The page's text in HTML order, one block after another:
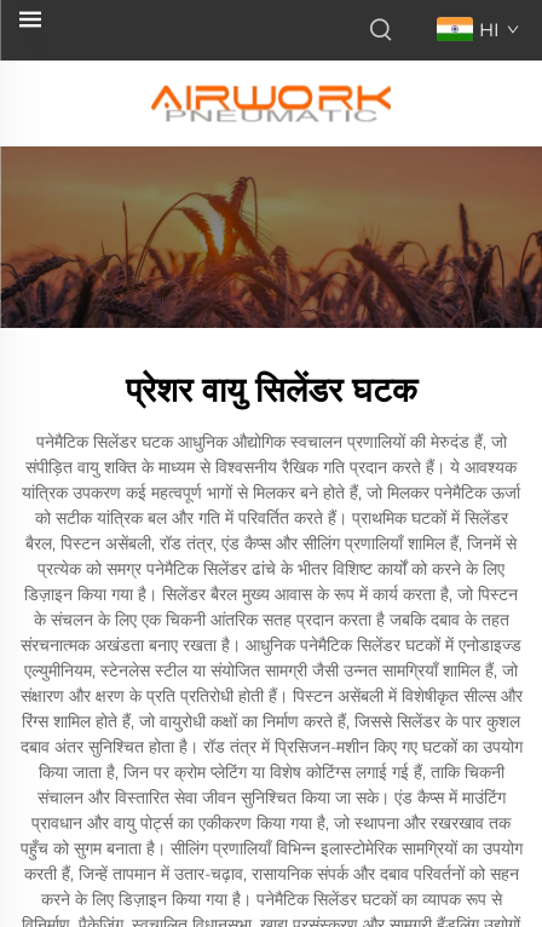
HI
प्रेशर वायु सिलेंडर घटक
पनेमैटिक सिलेंडर घटक आधुनिक औद्योगिक स्वचालन प्रणालियों की मेरुदंड हैं, जो
संपीड़ित वायु शक्ति के माध्यम से विश्वसनीय रैखिक गति प्रदान करते हैं। ये आवश्यक
यांत्रिक उपकरण कई महत्वपूर्ण भागों से मिलकर बने होते हैं, जो मिलकर पनेमैटिक ऊर्जा
को सटीक यांत्रिक बल और गति में परिवर्तित करते हैं। प्राथमिक घटकों में सिलेंडर
बैरल, पिस्टन असेंबली, रॉड तंत्र, एंड कैप्स और सीलिंग प्रणालियाँ शामिल हैं, जिनमें से
प्रत्येक को समग्र पनेमैटिक सिलेंडर ढांचे के भीतर विशिष्ट कार्यों को करने के लिए
डिज़ाइन किया गया है। सिलेंडर बैरल मुख्य आवास के रूप में कार्य करता है, जो पिस्टन
के संचलन के लिए एक चिकनी आंतरिक सतह प्रदान करता है जबकि दबाव के तहत
संरचनात्मक अखंडता बनाए रखता है। आधुनिक पनेमैटिक सिलेंडर घटकों में एनोडाइज्ड
एल्युमीनियम, स्टेनलेस स्टील या संयोजित सामग्री जैसी उन्नत सामग्रियाँ शामिल हैं, जो
संक्षारण और क्षरण के प्रति प्रतिरोधी होती हैं। पिस्टन असेंबली में विशेषीकृत सील्स और
रिंग्स शामिल होते हैं, जो वायुरोधी कक्षों का निर्माण करते हैं, जिससे सिलेंडर के पार कुशल
दबाव अंतर सुनिश्चित होता है। रॉड तंत्र में प्रिसिजन-मशीन किए गए घटकों का उपयोग
किया जाता है, जिन पर क्रोम प्लेटिंग या विशेष कोटिंग्स लगाई गई हैं, ताकि चिकनी
संचालन और विस्तारित सेवा जीवन सुनिश्चित किया जा सके। एंड कैप्स में माउंटिंग
प्रावधान और वायु पोर्ट्स का एकीकरण किया गया है, जो स्थापना और रखरखाव तक
पहुँच को सुगम बनाता है। सीलिंग प्रणालियाँ विभिन्न इलास्टोमेरिक सामग्रियों का उपयोग
करती हैं, जिन्हें तापमान में उतार-चढ़ाव, रासायनिक संपर्क और दबाव परिवर्तनों को सहन
करने के लिए डिज़ाइन किया गया है। पनेमैटिक सिलेंडर घटकों का व्यापक रूप से